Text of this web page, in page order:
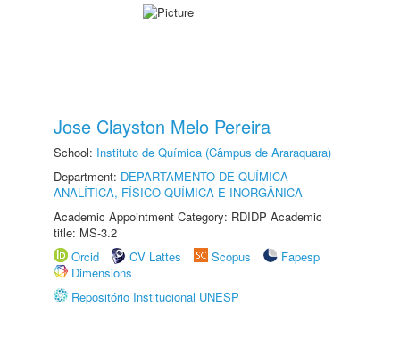
Jose Clayston Melo Pereira
School: Instituto de Química (Câmpus de Araraquara)
Department: DEPARTAMENTO DE QUÍMICA
ANALÍTICA, FÍSICO-QUÍMICA E INORGÂNICA
Academic Appointment Category: RDIDP Academic
title: MS-3.2
Orcid
CV Lattes Scopus
Fapesp
Dimensions
Repositório Institucional UNESP